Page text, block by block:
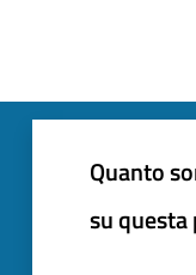
Quanto
su questa